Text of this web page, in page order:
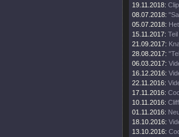
19.11.2018:
08.07.2018:
05.07.2018:
15.11.2017:
21.09.2017:
28.08.2017:
06.03.2017:
16.12.2016:
22.11.2016:
17.11.2016:
10.11.2016:
01.11.2016:
18.10.2016:
13.10.2016: